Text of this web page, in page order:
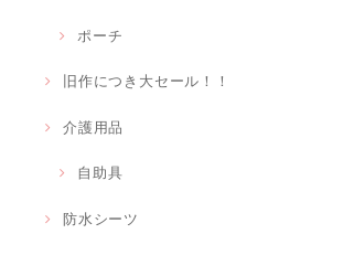
ポーチ
旧作につき大セール！！
介護用品
自助具
防水シーツ